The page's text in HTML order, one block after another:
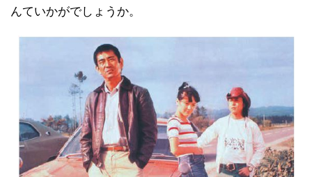
んていかがでしょうか。